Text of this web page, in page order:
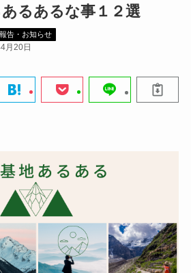
るあるな事１２選
告・お知らせ
月20日